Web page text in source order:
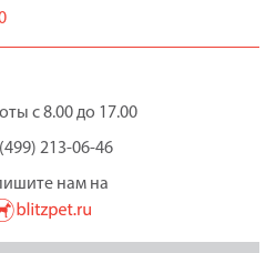
с 8.00 до 17.00
213-06-46
нам на